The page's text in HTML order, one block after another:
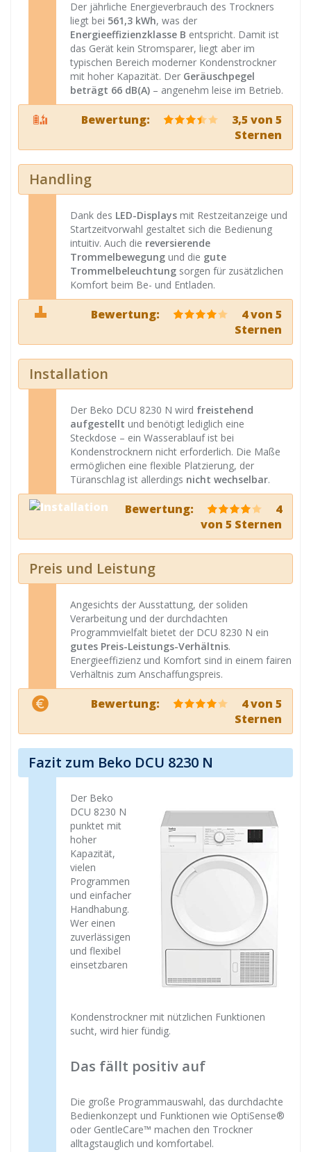
Der jährliche Energieverbrauch des Trockners
liegt bei 561,3 kWh, was der
Energieeffizienzklasse B entspricht. Damit ist
das Gerät kein Stromsparer, liegt aber im
typischen Bereich moderner Kondenstrockner
mit hoher Kapazität. Der Geräuschpegel
beträgt 66 dB(A) – angenehm leise im Betrieb.
Bewertung:
3,5 von 5
Sternen
Handling
Dank des LED-Displays mit Restzeitanzeige und
Startzeitvorwahl gestaltet sich die Bedienung
intuitiv. Auch die reversierende
Trommelbewegung und die gute
Trommelbeleuchtung sorgen für zusätzlichen
Komfort beim Be- und Entladen.
Bewertung:
4 von 5
Sternen
Installation
Der Beko DCU 8230 N wird freistehend
aufgestellt und benötigt lediglich eine
Steckdose – ein Wasserablauf ist bei
Kondenstrocknern nicht erforderlich. Die Maße
ermöglichen eine flexible Platzierung, der
Türanschlag ist allerdings nicht wechselbar.
Bewertung:
4
von 5 Sternen
Preis und Leistung
Angesichts der Ausstattung, der soliden
Verarbeitung und der durchdachten
Programmvielfalt bietet der DCU 8230 N ein
gutes Preis-Leistungs-Verhältnis.
Energieeffizienz und Komfort sind in einem fairen
Verhältnis zum Anschaffungspreis.
Bewertung:
4 von 5
Sternen
Fazit zum Beko DCU 8230 N
Der Beko
DCU 8230 N
punktet mit
hoher
Kapazität,
vielen
Programmen
und einfacher
Handhabung.
Wer einen
zuverlässigen
und flexibel
einsetzbaren
Kondenstrockner mit nützlichen Funktionen
sucht, wird hier fündig.
Das fällt positiv auf
Die große Programmauswahl, das durchdachte
Bedienkonzept und Funktionen wie OptiSense®
oder GentleCare™ machen den Trockner
alltagstauglich und komfortabel.